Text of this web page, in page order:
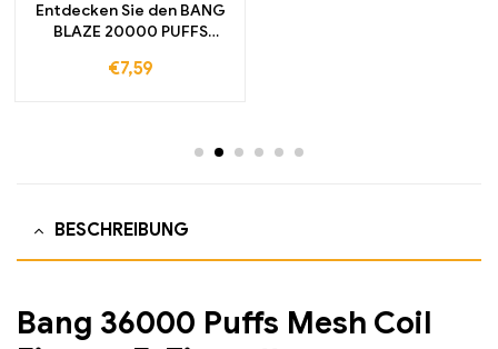
Entdecken Sie den BANG
BLAZE 20000 PUFFS
€7,59
BESCHREIBUNG
Bang 36000 Puffs Mesh Coil